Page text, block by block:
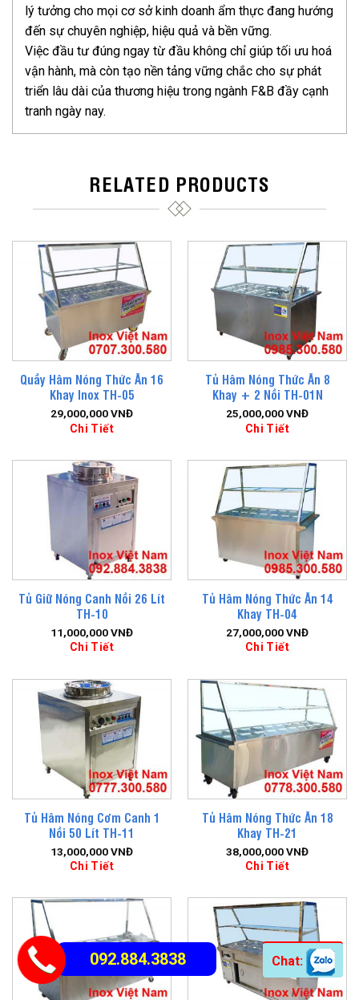
lý tưởng cho mọi cơ sở kinh doanh ẩm thực đang hướng
đến sự chuyên nghiệp, hiệu quả và bền vững.
Việc đầu tư đúng ngay từ đầu không chỉ giúp tối ưu hoá
vận hành, mà còn tạo nền tảng vững chắc cho sự phát
triển lâu dài của thương hiệu trong ngành F&B đầy cạnh
tranh ngày nay.
RELATED PRODUCTS
Quầy Hâm Nóng Thức Ăn 16
Khay Inox TH-05
29,000,000VNĐ
Chi Tiết
Tủ Hâm Nóng Thức Ăn 8
Khay + 2 Nồi TH-01N
25,000,000VNĐ
Chi Tiết
Tủ Giữ Nóng Canh Nồi 26 Lít
TH-10
11,000,000VNĐ
Chi Tiết
Tủ Hâm Nóng Thức Ăn 14
Khay TH-04
27,000,000VNĐ
Chi Tiết
Tủ Hâm Nóng Cơm Canh 1
Nồi 50 Lít TH-11
13,000,000VNĐ
Chi Tiết
Tủ Hâm Nóng Thức Ăn 18
Khay TH-21
38,000,000VNĐ
Chi Tiết
092.884.3838 Chat: